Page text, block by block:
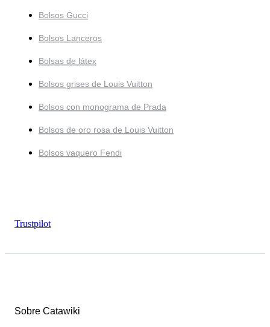
Bolsos Gucci
Bolsos Lanceros
Bolsas de látex
Bolsos grises de Louis Vuitton
Bolsos con monograma de Prada
Bolsos de oro rosa de Louis Vuitton
Bolsos vaquero Fendi
Trustpilot
Sobre Catawiki